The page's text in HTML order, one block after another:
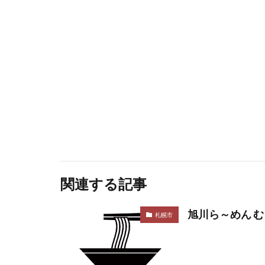
関連する記事
札幌市 旭川ら～めん